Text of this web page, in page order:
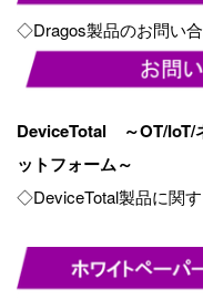
◇Dragos製品のお問い
DeviceTotal ～OT/IoT/
ットフォーム～
◇DeviceTotal製品に関